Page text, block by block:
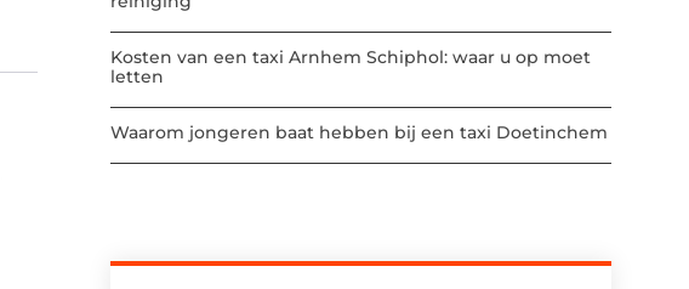
Kosten van een taxi Arnhem Schiphol: waar u op moet
letten
Waarom jongeren baat hebben bij een taxi Doetinchem